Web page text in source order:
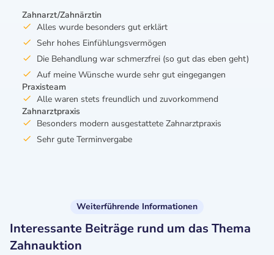
Zahnarzt/Zahnärztin
Alles wurde besonders gut erklärt
Sehr hohes Einfühlungsvermögen
Die Behandlung war schmerzfrei (so gut das eben geht)
Auf meine Wünsche wurde sehr gut eingegangen
Praxisteam
Alle waren stets freundlich und zuvorkommend
Zahnarztpraxis
Besonders modern ausgestattete Zahnarztpraxis
Sehr gute Terminvergabe
Weiterführende Informationen
Interessante Beiträge rund um das Thema
Zahnauktion